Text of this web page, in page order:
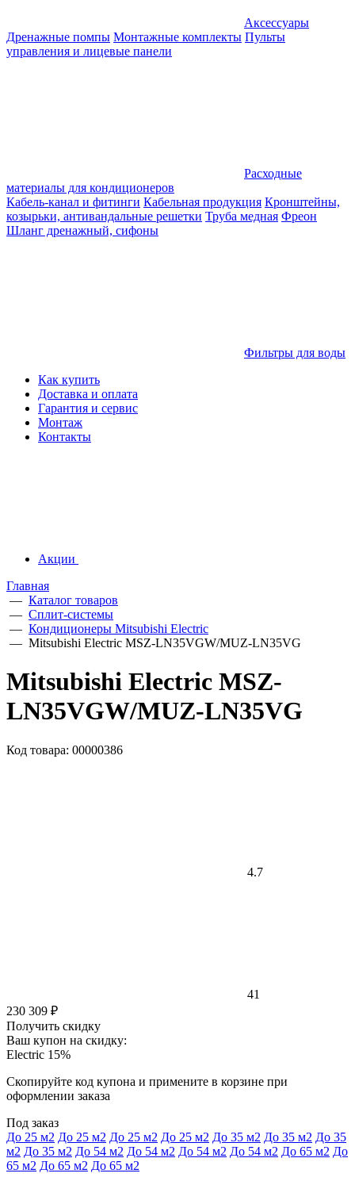
Аксессуары
Дренажные помпы Монтажные комплекты Пульты
управления и лицевые панели
Расходные
материалы для кондиционеров
Кабель-канал и фитинги Кабельная продукция Кронштейны,
козырьки, антивандальные решетки Труба медная Фреон
Шланг дренажный, сифоны
Фильтры для воды
Как купить
Доставка и оплата
Гарантия и сервис
Монтаж
Контакты
Акции
Главная
— Каталог товаров
— Сплит-системы
— Кондиционеры Mitsubishi Electric
— Mitsubishi Electric MSZ-LN35VGW/MUZ-LN35VG
Mitsubishi Electric MSZ-
LN35VGW/MUZ-LN35VG
Код товара: 00000386
4.7
41
230 309 ₽
Получить скидку
Ваш купон на скидку:
Electric 15%
Скопируйте код купона и примените в корзине при
оформлении заказа
Под заказ
До 25 м2 До 25 м2 До 25 м2 До 25 м2 До 35 м2 До 35 м2 До 35
м2 До 35 м2 До 54 м2 До 54 м2 До 54 м2 До 54 м2 До 65 м2 До
65 м2 До 65 м2 До 65 м2